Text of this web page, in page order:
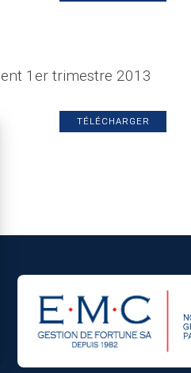
1er trimestre 2013
TÉLÉCHARGER